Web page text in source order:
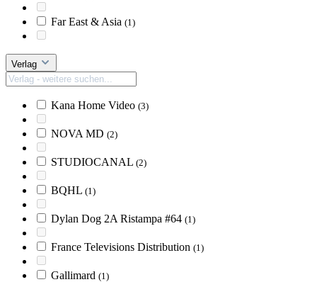
Far East & Asia (1)
Verlag
Kana Home Video (3)
NOVA MD (2)
STUDIOCANAL (2)
BQHL (1)
Dylan Dog 2A Ristampa #64 (1)
France Televisions Distribution (1)
Gallimard (1)